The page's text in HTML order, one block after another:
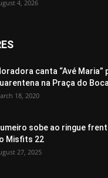
4, 2026
canta “Avé Maria”
na Praça do
18, 2020
sobe ao ringue
Misfits 22
27, 2025